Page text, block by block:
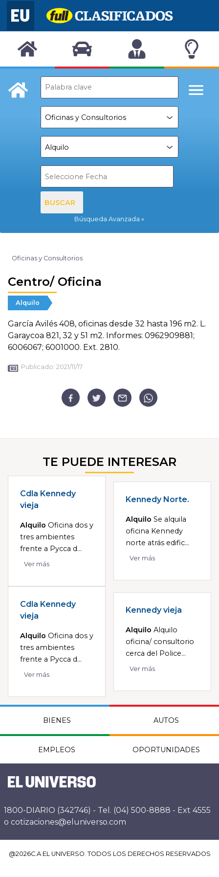
BUSCAR
Búsqueda Avanzada
Oficinas y Consultorios
Centro/ Oficina
Alquilo
García Avilés 408, oficinas desde 32 hasta 196 m2. L.
Garaycoa 821, 32 y 51 m2. Informes: 0962909881;
6006067; 6001000. Ext. 2810.
Publicado: 2021/11/17
TE PUEDE INTERESAR
Cdla Kennedy
vieja
Alquilo Oficina dos y
tres ambientes
frente a Pycca d...
Ver más
Kennedy Norte.
Alquilo Se alquila
oficina Kennedy
norte atrás edific...
Ver más
Cdla Kennedy
vieja
Alquilo Oficina dos y
tres ambientes
frente a Pycca d...
Ver más
Kennedy vieja
Alquilo Alquilo
oficina/ consultorio
cerca del Police...
Ver más
BIENES AUTOS
EMPLEOS OPORTUNIDADES
1800-DIARIO (342746) - Tel. (04) 500-8888 - Ext 4555
o cotizaciones@eluniverso.com
@2026C.A EL UNIVERSO. TODOS LOS DERECHOS RESERVADOS